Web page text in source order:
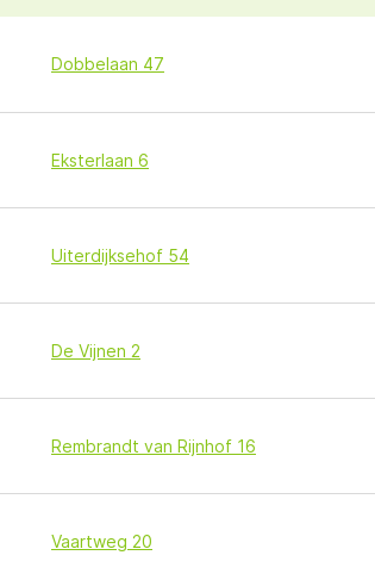
Dobbelaan 47
Eksterlaan 6
Uiterdijksehof 54
De Vijnen 2
Rembrandt van Rijnhof 16
Vaartweg 20